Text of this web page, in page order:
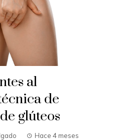
al
de
glúteos
Hace 4 meses